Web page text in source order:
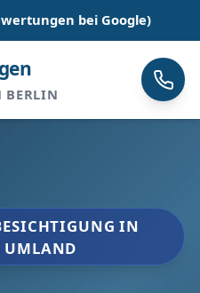
bei Google)
BERLIN
IN
UMLAND